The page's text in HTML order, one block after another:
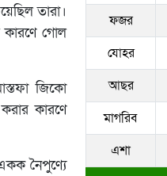
তারা।
কারণে গোল
জিকো
কারণে
নৈপুণ্যে
ফজর
যোহর
আছর
মাগরিব
এশা